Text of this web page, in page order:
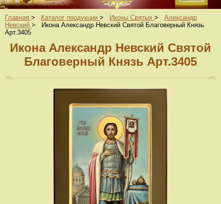
Главная > Каталог продукции > Иконы Святых >
Александр
Невский >
Икона Александр Невский Святой Благоверный Князь
Арт.3405
Икона Александр Невский Святой
Благоверный Князь Арт.3405